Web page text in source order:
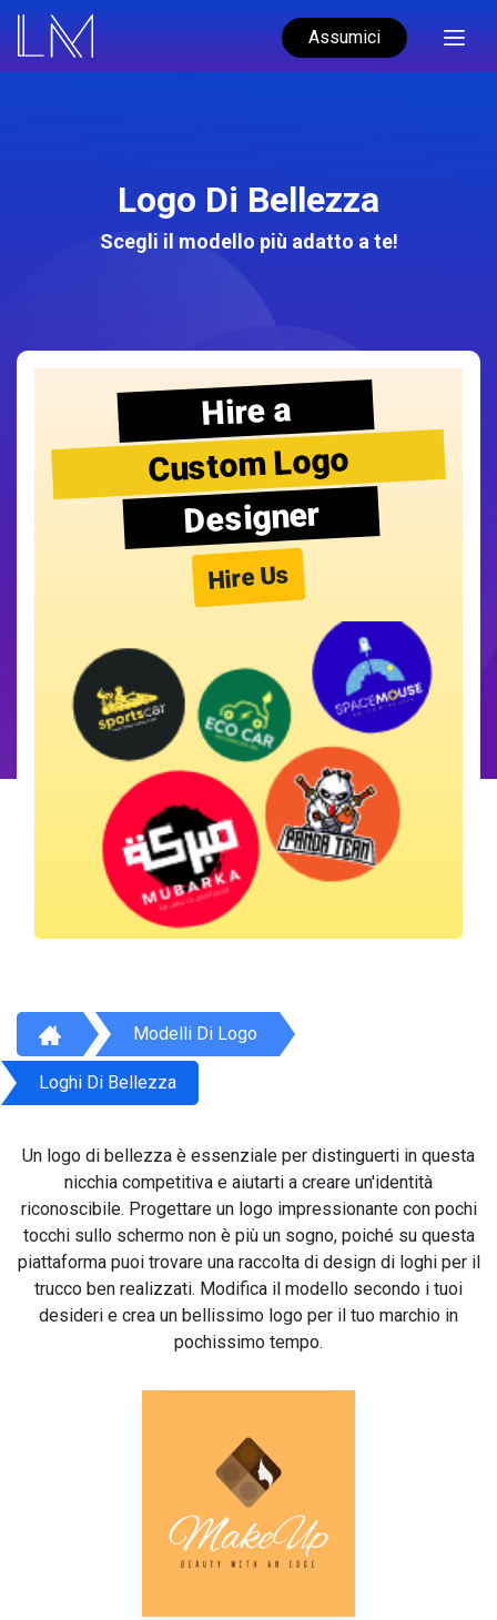
Assumici
Logo Di Bellezza
Scegli il modello più adatto a te!
Hire a
Custom Logo
Designer
Hire Us
Modelli Di Logo
Loghi Di Bellezza
Un logo di bellezza è essenziale per distinguerti in questa
nicchia competitiva e aiutarti a creare un'identità
riconoscibile. Progettare un logo impressionante con pochi
tocchi sullo schermo non è più un sogno, poiché su questa
piattaforma puoi trovare una raccolta di design di loghi per il
trucco ben realizzati. Modifica il modello secondo i tuoi
desideri e crea un bellissimo logo per il tuo marchio in
pochissimo tempo.